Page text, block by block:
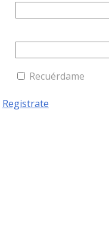
Recuérdame
Registrate